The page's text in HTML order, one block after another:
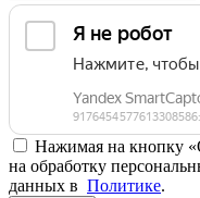
Нажимая на кнопку
на обработку
данных в Политике.